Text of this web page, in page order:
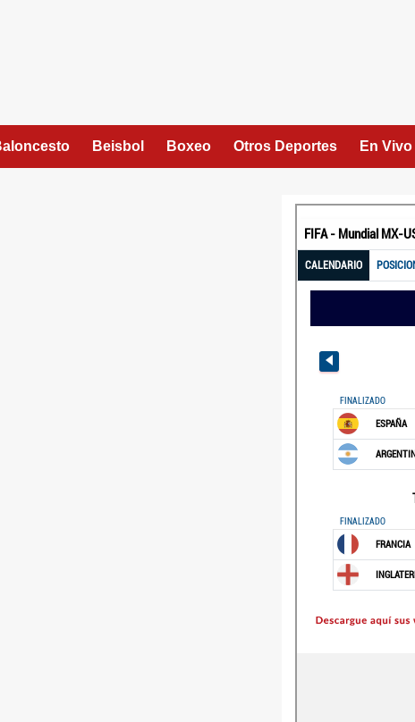
Beisbol Boxeo Otros Deportes En Vivo